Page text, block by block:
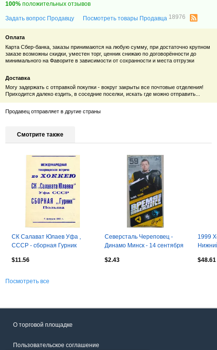
100% положительных отзывов
Задать вопрос Продавцу Посмотреть товары Продавца 18976
Оплата
Карта Сбер-банка, заказы принимаются на любую сумму, при достаточно крупном
заказе возможны скидки, уместен торг, ценник снижаю по договорённости до
минимального на Фаворите в зависимости от сохранности и места отгрузки
Доставка
Могу задержать с отправкой покупки - вокруг закрыты все почтовые отделения!
Приходится далеко ездить, в соседние поселки, искать где можно отправить...
Продавец отправляет в другие страны
Смотрите также
СК Салават Юлаев Уфа ,
СССР - сборная Гурник
$11.56
Северсталь Череповец -
Динамо Минск - 14 сентября
$2.43
1999
$48.61
Посмотреть все
О торговой площадке
Пользовательское соглашение